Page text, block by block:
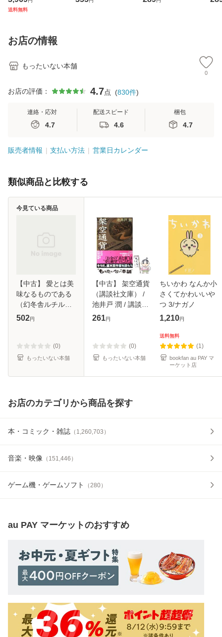
ジメントスキル 改
恵 藤本幸三 / 南江
堂 [単行
送料無料
[CD]【メール便送
【メール便送料無
お店の情報
もったいない本舗
0
お店の評価： 4.7点 (830件)
連絡・応対
4.7
配送スピード
4.6
梱包
4.7
販売者情報 支払い方法 営業日カレンダー
類似商品と比較する
【中古】 愛とは美
味なるものである
（幻冬舎ルチル文
庫） / 野原 滋、 花
【メール便送料無
料】
502円
(0)
もったいない本舗
今見ている商品
【中古】 架空通貨
（講談社文庫） /
池井戸 潤 / 講談社
[文庫]【メール便送
261円
(0)
もったいない本舗
ちいかわ なんか小
さくてかわいいや
つ 3/ナガノ
1,210円
送料無料
(1)
bookfan au PAY マ
ーケット店
お店のカテゴリから商品を探す
本・コミック・雑誌 （ 1,260,703 ）
音楽・映像 （ 151,446 ）
ゲーム機・ゲームソフト （280）
au PAY マーケットのおすすめ